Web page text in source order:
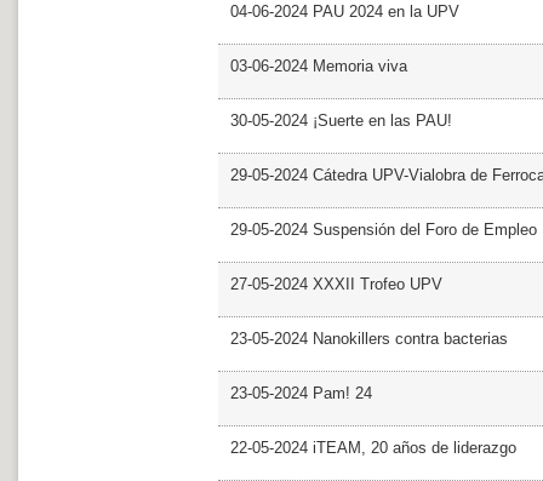
04-06-2024 PAU 2024 en la UPV
03-06-2024 Memoria viva
30-05-2024 ¡Suerte en las PAU!
29-05-2024 Cátedra UPV-Vialobra de
29-05-2024 Suspensión del Foro de Empleo
27-05-2024 XXXII Trofeo UPV
23-05-2024 Nanokillers contra bacterias
23-05-2024 Pam! 24
22-05-2024 iTEAM, 20 años de liderazgo